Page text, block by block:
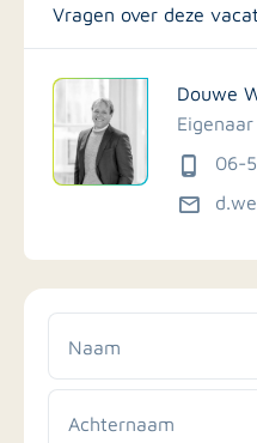
Vragen over deze
Douwe
Eigenaar
06-
Naam
Achternaam